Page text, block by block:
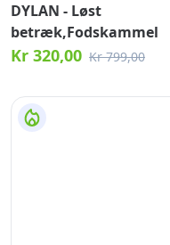
DYLAN - Løst
betræk,Fodskammel
Kr 320,00 Kr 799,00